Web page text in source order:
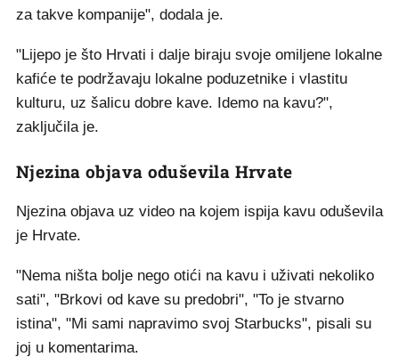
za takve kompanije", dodala je.
"Lijepo je što Hrvati i dalje biraju svoje omiljene lokalne
kafiće te podržavaju lokalne poduzetnike i vlastitu
kulturu, uz šalicu dobre kave. Idemo na kavu?",
zaključila je.
Njezina objava oduševila Hrvate
Njezina objava uz video na kojem ispija kavu oduševila
je Hrvate.
"Nema ništa bolje nego otići na kavu i uživati nekoliko
sati", "Brkovi od kave su predobri", "To je stvarno
istina", "Mi sami napravimo svoj Starbucks", pisali su
joj u komentarima.